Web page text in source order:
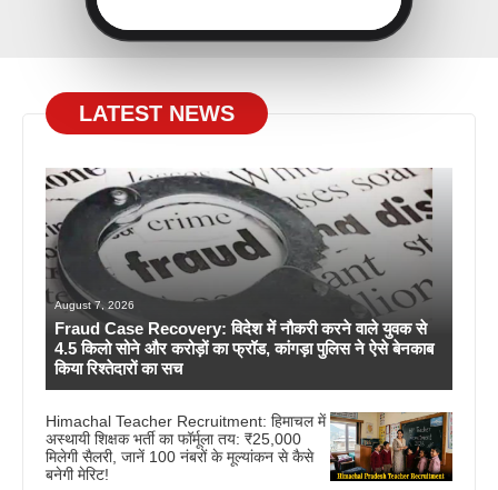
LATEST NEWS
August 7, 2026
Fraud Case Recovery: विदेश में नौकरी करने वाले युवक से
4.5 किलो सोने और करोड़ों का फ्रॉड, कांगड़ा पुलिस ने ऐसे बेनकाब
किया रिश्तेदारों का सच
Himachal Teacher Recruitment: हिमाचल में
अस्थायी शिक्षक भर्ती का फॉर्मूला तय: ₹25,000
मिलेगी सैलरी, जानें 100 नंबरों के मूल्यांकन से कैसे
बनेगी मेरिट!